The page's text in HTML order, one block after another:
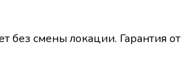
без смены локации. Гарантия от